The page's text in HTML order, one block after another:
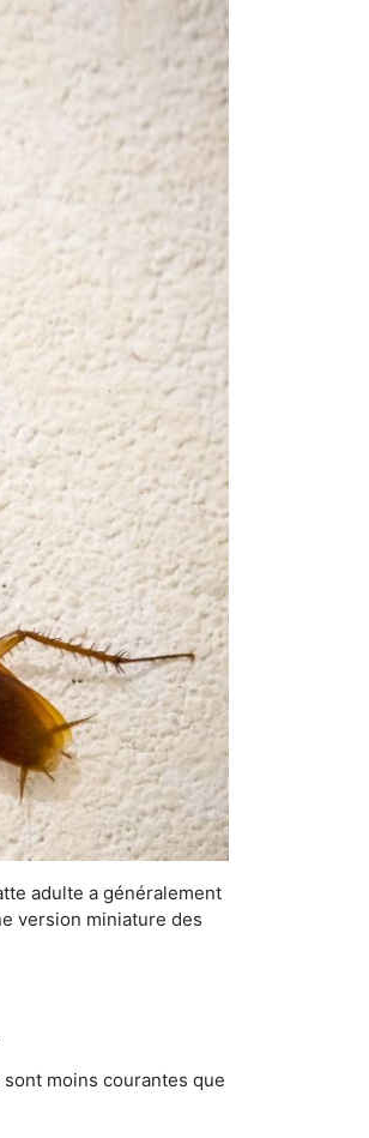
adulte a généralement
version miniature des
moins courantes que